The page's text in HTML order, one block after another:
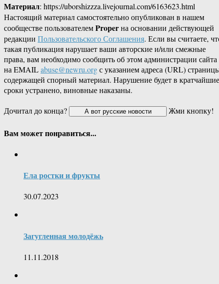
Материал: https://uborshizzza.livejournal.com/6163623.html
Настоящий материал самостоятельно опубликован в нашем
сообществе пользователемProperна основании действующей
редакции Пользовательского Соглашения. Если вы считаете,
такая публикация нарушает ваши авторские и/или смежные
права, вам необходимо сообщить об этом администрации сайта
на EMAILabuse@newru.orgс указанием адреса (URL)
содержащей спорный материал. Нарушение будет в кратчайшие
сроки устранено, виновные наказаны.
Дочитал до конца?
Жми кнопку!
Вам может понравиться...
Ела ростки и фрукты
30.07.2023
Загугленная молодёжь
11.11.2018